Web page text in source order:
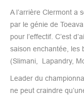
A l’arrière Clermont a
par le génie de
pour l’effectif. C’est
saison enchantée, les
(Slimani, Lapandry,
Leader du
ne peut craindre